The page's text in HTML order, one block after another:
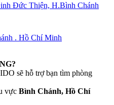
Đức Thiện, H.Bình Chánh
. Hồ Chí Minh
sẽ hỗ trợ bạn tìm phòng
vực Bình Chánh, Hồ Chí